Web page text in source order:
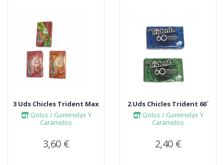
3 Uds Chicles Trident Max
Golos / Gominolas Y
Caramelos
3,60 €
2 Uds Chicles Trident 60´
Golos / Gominolas Y
Caramelos
2,40 €